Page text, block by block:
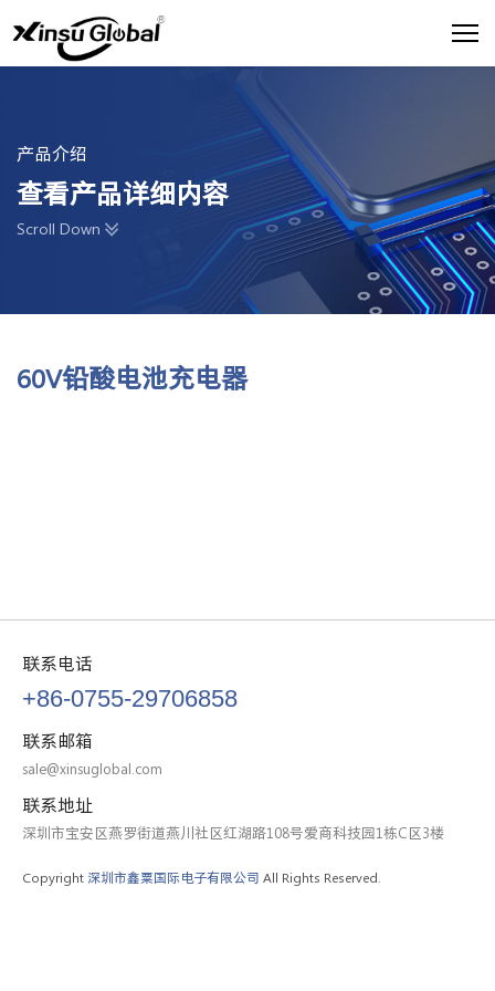
产品介绍
查看产品详细内容
Scroll Down
60V铅酸电池充电器
联系电话
+86-0755-29706858
联系邮箱
sale@xinsuglobal.com
联系地址
深圳市宝安区燕罗街道燕川社区红湖路108号爱商科技园1栋C区3楼
Copyright 深圳市鑫粟国际电子有限公司 All Rights Reserved.